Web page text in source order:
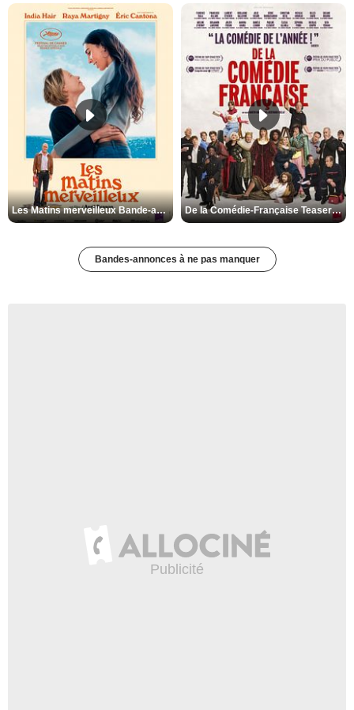
Les Matins merveilleux Bande-annonce VF De la Comédie-Française Teaser VF
Bandes-annonces à ne pas manquer